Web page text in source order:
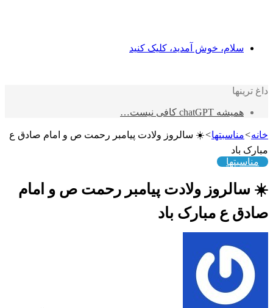
سلام، خوش آمدید، کلیک کنید
داغ ترینها
همیشه chatGPT کافی نیست…
خانه>مناسبتها>☀️ سالروز ولادت پیامبر رحمت ص و امام صادق ع
مبارک باد
مناسبتها
☀️ سالروز ولادت پیامبر رحمت ص و امام
صادق ع مبارک باد